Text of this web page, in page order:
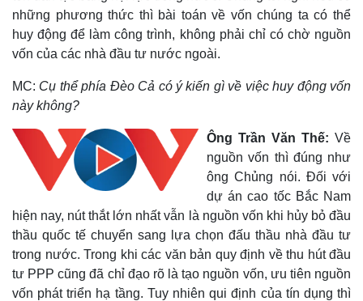
những phương thức thì bài toán về vốn chúng ta có thể
huy động để làm công trình, không phải chỉ có chờ nguồn
vốn của các nhà đầu tư nước ngoài.
MC: Cụ thể phía Đèo Cả có ý kiến gì về việc huy động vốn
này không?
Ông Trần Văn Thế: Về
nguồn vốn thì đúng như
ông Chủng nói. Đối với
dự án cao tốc Bắc Nam
hiện nay, nút thắt lớn nhất vẫn là nguồn vốn khi hủy bỏ đầu
thầu quốc tế chuyển sang lựa chọn đấu thầu nhà đầu tư
trong nước. Trong khi các văn bản quy định về thu hút đầu
tư PPP cũng đã chỉ đạo rõ là tạo nguồn vốn, ưu tiên nguồn
vốn phát triển hạ tầng. Tuy nhiên qui định của tín dụng thì